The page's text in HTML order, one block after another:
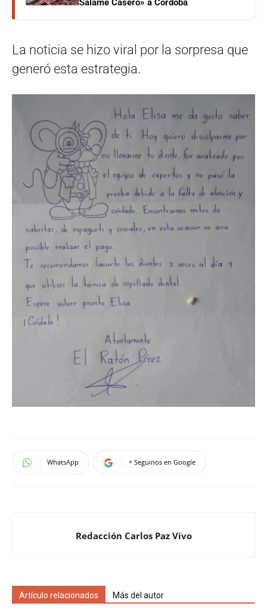
Salame Casero» a Córdoba
La noticia se hizo viral por la sorpresa que
generó esta estrategia.
WhatsApp + Seguinos en Google
Redacción Carlos Paz Vivo
Artículo relacionados Más del autor